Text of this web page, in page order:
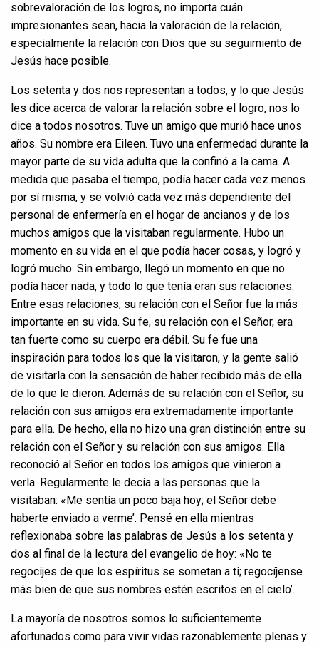
sobrevaloración de los logros, no importa cuán
impresionantes sean, hacia la valoración de la relación,
especialmente la relación con Dios que su seguimiento de
Jesús hace posible.
Los setenta y dos nos representan a todos, y lo que Jesús
les dice acerca de valorar la relación sobre el logro, nos lo
dice a todos nosotros. Tuve un amigo que murió hace unos
años. Su nombre era Eileen. Tuvo una enfermedad durante la
mayor parte de su vida adulta que la confinó a la cama. A
medida que pasaba el tiempo, podía hacer cada vez menos
por sí misma, y se volvió cada vez más dependiente del
personal de enfermería en el hogar de ancianos y de los
muchos amigos que la visitaban regularmente. Hubo un
momento en su vida en el que podía hacer cosas, y logró y
logró mucho. Sin embargo, llegó un momento en que no
podía hacer nada, y todo lo que tenía eran sus relaciones.
Entre esas relaciones, su relación con el Señor fue la más
importante en su vida. Su fe, su relación con el Señor, era
tan fuerte como su cuerpo era débil. Su fe fue una
inspiración para todos los que la visitaron, y la gente salió
de visitarla con la sensación de haber recibido más de ella
de lo que le dieron. Además de su relación con el Señor, su
relación con sus amigos era extremadamente importante
para ella. De hecho, ella no hizo una gran distinción entre su
relación con el Señor y su relación con sus amigos. Ella
reconoció al Señor en todos los amigos que vinieron a
verla. Regularmente le decía a las personas que la
visitaban: «Me sentía un poco baja hoy; el Señor debe
haberte enviado a verme’. Pensé en ella mientras
reflexionaba sobre las palabras de Jesús a los setenta y
dos al final de la lectura del evangelio de hoy: «No te
regocijes de que los espíritus se sometan a ti; regocíjense
más bien de que sus nombres estén escritos en el cielo’.
La mayoría de nosotros somos lo suficientemente
afortunados como para vivir vidas razonablemente plenas y